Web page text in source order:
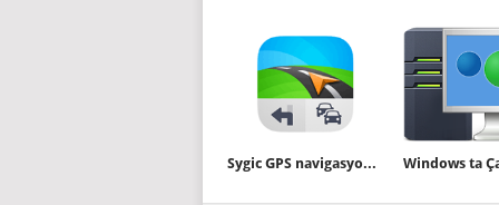
Sygic GPS navigasyon ile her adrese ulaşın